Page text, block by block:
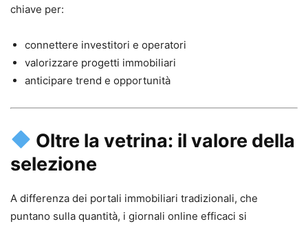
chiave per:
connettere investitori e operatori
valorizzare progetti immobiliari
anticipare trend e opportunità
Oltre la vetrina: il valore della
selezione
A differenza dei portali immobiliari tradizionali, che
puntano sulla quantità, i giornali online efficaci si